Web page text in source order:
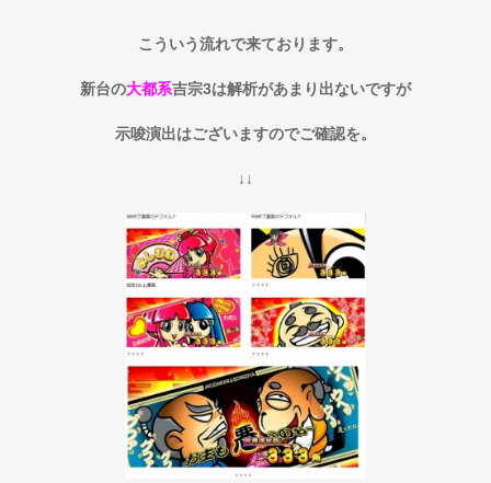
こういう流れで来ております。
新台の大都系吉宗3は解析があまり出ないですが
示唆演出はございますのでご確認を。
↓↓